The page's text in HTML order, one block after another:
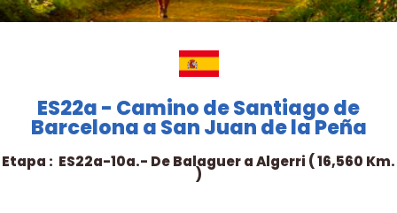
ES22a - Camino de Santiago de
Barcelona a San Juan de la Peña
Etapa : ES22a-10a.- De Balaguer a Algerri ( 16,560 Km.
)